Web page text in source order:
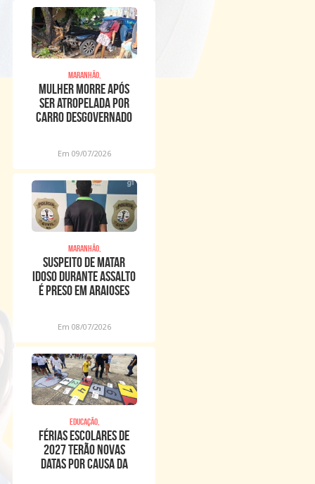
Maranhão,
Mulher morre após
ser atropelada por
carro desgovernado
Em 09/07/2026
Maranhão,
Suspeito de matar
idoso durante assalto
é preso em Araioses
Em 08/07/2026
Educação,
Férias escolares de
2027 terão novas
datas por causa da